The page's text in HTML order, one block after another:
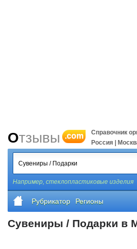
Отзывы .com
Справочник
Россия |
Например, стеклопластиковые изделия
Рубрикатор Регионы
Сувениры / Подарки в